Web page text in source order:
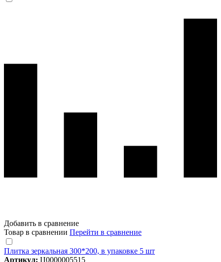
Добавить в сравнение
Товар в сравнении Перейти в сравнение
Плитка зеркальная 300*200, в упаковке 5 шт
Артикул: Ц0000005515